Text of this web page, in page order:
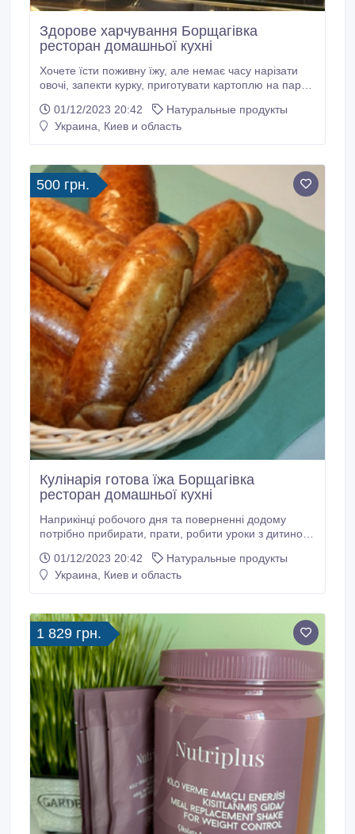
Здорове харчування Борщагівка
ресторан домашньої кухні
Хочете їсти поживну їжу, але немає часу нарізати
овочі, запекти курку, приготувати картоплю на пару,
навіть після всіх цих зусиль отримуєте не той
результат, на який сподівались. Замість того, щоб
01/12/2023 20:42
Натуральные продукты
Украина, Киев и область
500 грн.
Кулінарія готова їжа Борщагівка
ресторан домашньої кухні
Наприкінці робочого дня та поверненні додому
потрібно прибирати, прати, робити уроки з дитиною,
з чого почати. Коли справа доходить до
приготування їжі, люди обирають фаст-фуд або
набору зайвої ваги.
01/12/2023 20:42
Натуральные продукты
Украина, Киев и область
1 829 грн.